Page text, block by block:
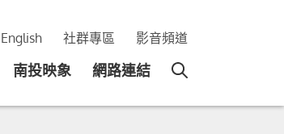
English 社群專區 影音頻道
南投映象 網路連結